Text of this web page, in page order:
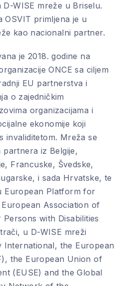
WISE mreže u Briselu.
OSVIT primljena je u
kao nacionalni partner.
je 2018. godine na
ONCE sa ciljem
EU partnerstva i
o zajedničkim
organizacijama i
ekonomije koji
invaliditetom. Mreža se
partnera iz Belgije,
Francuske, Švedske,
i sada Hrvatske, te
European Platform for
Association of
with Disabilities
u D-WISE mreži
International, the European
the European Union of
(EUSE) and the Global